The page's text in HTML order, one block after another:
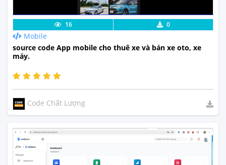
Lưu code Xem Thực Tế
16 0
Mobile
source code App mobile cho thuê xe và bán xe oto, xe
máy.
Code Chất Lượng